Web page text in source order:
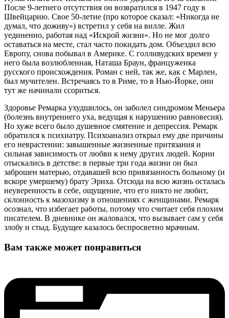
После 9-летнего отсутствия он возвратился в 1947 году в
Швейцарию. Свое 50-летие (про которое сказал: «Никогда не
думал, что доживу») встретил у себя на вилле. Жил
уединенно, работая над «Искрой жизни». Но не мог долго
оставаться на месте, стал часто покидать дом. Объездил всю
Европу, снова побывал в Америке. С голливудских времен у
него была возлюбленная, Наташа Браун, француженка
русского происхождения. Роман с ней, так же, как с Марлен,
был мучителен. Встречаясь то в Риме, то в Нью-Йорке, они
тут же начинали ссориться.
Здоровье Ремарка ухудшилось, он заболел синдромом Меньера
(болезнь внутреннего уха, ведущая к нарушению равновесия).
Но хуже всего было душевное смятение и депрессия. Ремарк
обратился к психиатру. Психоанализ открыл ему две причины
его неврастении: завышенные жизненные притязания и
сильная зависимость от любви к нему других людей. Корни
отыскались в детстве: в первые три года жизни он был
заброшен матерью, отдавашей всю привязанность больному (и
вскоре умершему) брату Эриха. Отсюда на всю жизнь осталась
неуверенность в себе, ощущение, что его никто не любит,
склонность к мазохизму в отношениях с женщинами. Ремарк
осознал, что избегает работы, потому что считает себя плохим
писателем. В дневнике он жаловался, что вызывает сам у себя
злобу и стыд. Будущее казалось беспросветно мрачным.
Вам также может понравиться